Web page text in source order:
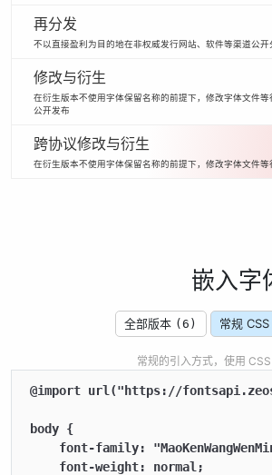
再分发
不以直接盈利为目的地在非权威发行网站、软件等渠道公开
修改与衍生
在衍生版本不使用字体保留名称的前提下，修改字体文件等
公开发布
跨协议修改与衍生
在衍生版本不使用字体保留名称的前提下，修改字体文件等
嵌入字
全部版本 (6) 常规 CSS
常规的引入方式，使用
@import url("https://
body {
font-family:
    font-weight: normal;